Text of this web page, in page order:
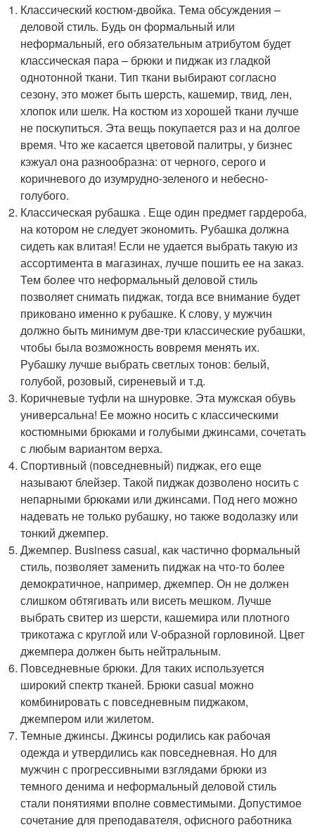
Классический костюм-двойка. Тема обсуждения –
деловой стиль. Будь он формальный или
неформальный, его обязательным атрибутом будет
классическая пара – брюки и пиджак из гладкой
однотонной ткани. Тип ткани выбирают согласно
сезону, это может быть шерсть, кашемир, твид, лен,
хлопок или шелк. На костюм из хорошей ткани лучше
не поскупиться. Эта вещь покупается раз и на долгое
время. Что же касается цветовой палитры, у бизнес
кэжуал она разнообразна: от черного, серого и
коричневого до изумрудно-зеленого и небесно-
голубого.
Классическая рубашка . Еще один предмет гардероба,
на котором не следует экономить. Рубашка должна
сидеть как влитая! Если не удается выбрать такую из
ассортимента в магазинах, лучше пошить ее на заказ.
Тем более что неформальный деловой стиль
позволяет снимать пиджак, тогда все внимание будет
приковано именно к рубашке. К слову, у мужчин
должно быть минимум две-три классические рубашки,
чтобы была возможность вовремя менять их.
Рубашку лучше выбрать светлых тонов: белый,
голубой, розовый, сиреневый и т.д.
Коричневые туфли на шнуровке. Эта мужская обувь
универсальна! Ее можно носить с классическими
костюмными брюками и голубыми джинсами, сочетать
с любым вариантом верха.
Спортивный (повседневный) пиджак, его еще
называют блейзер. Такой пиджак дозволено носить с
непарными брюками или джинсами. Под него можно
надевать не только рубашку, но также водолазку или
тонкий джемпер.
Джемпер. Business casual, как частично формальный
стиль, позволяет заменить пиджак на что-то более
демократичное, например, джемпер. Он не должен
слишком обтягивать или висеть мешком. Лучше
выбрать свитер из шерсти, кашемира или плотного
трикотажа с круглой или V-образной горловиной. Цвет
джемпера должен быть нейтральным.
Повседневные брюки. Для таких используется
широкий спектр тканей. Брюки casual можно
комбинировать с повседневным пиджаком,
джемпером или жилетом.
Темные джинсы. Джинсы родились как рабочая
одежда и утвердились как повседневная. Но для
мужчин с прогрессивными взглядами брюки из
темного денима и неформальный деловой стиль
стали понятиями вполне совместимыми. Допустимое
сочетание для преподавателя, офисного работника